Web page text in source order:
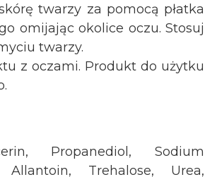
twarzy za pomocą płatka
omijając okolice oczu. Stosuj
twarzy.
z oczami. Produkt do użytku
Propanediol, Sodium
Allantoin, Trehalose, Urea,